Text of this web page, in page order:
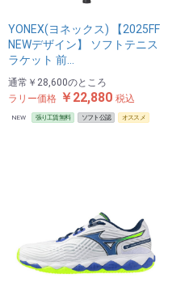
YONEX(ヨネックス) 【2025FF
NEWデザイン】 ソフトテニス
ラケット 前…
通常 ￥28,600のところ
ラリー価格 ￥22,880税込
NEW 張り工賃無料 ソフト公認 オススメ